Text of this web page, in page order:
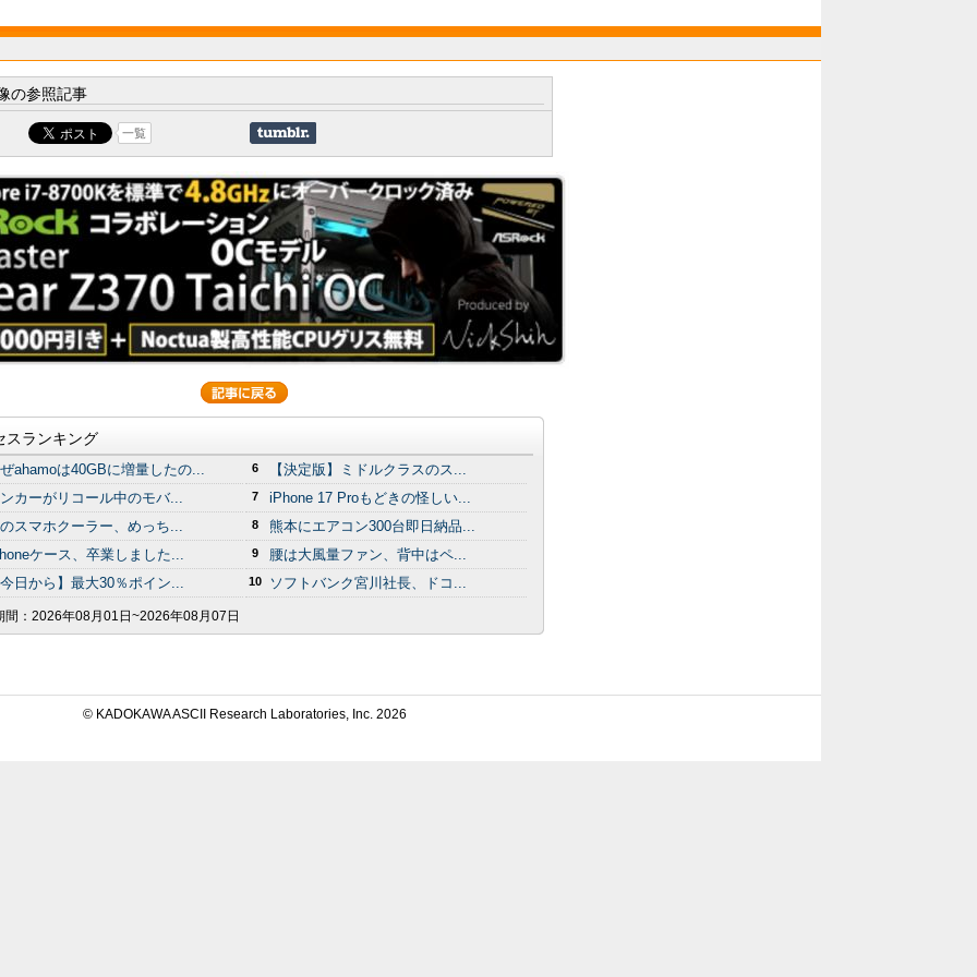
の参照記事
一覧
スランキング
ahamoは40GBに増量したの...
カーがリコール中のモバ...
スマホクーラー、めっち...
ケース、卒業しました...
今日から】最大30％ポイン...
6 【決定版】ミドルクラスのス...
7 iPhone 17 Proもどきの怪しい...
8 熊本にエアコン300台即日納品...
9 腰は大風量ファン、背中はペ...
10 ソフトバンク宮川社長、ドコ...
： 2026年08月01日~2026年08月07日
© KADOKAWA ASCII Research Laboratories, Inc. 2026